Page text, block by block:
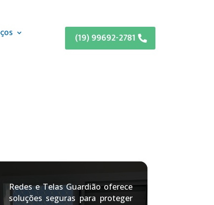
(19) 99692-2781
Redes e Telas Guardião oferece
soluções seguras para proteger